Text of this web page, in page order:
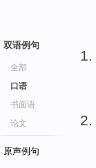
双语例句
全部
口语
书面语
论文
原声例句